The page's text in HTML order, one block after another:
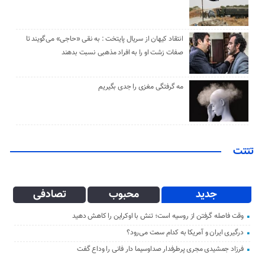
انتقاد کیهان از سریال پایتخت : به نقی «حاجی» می‌گویند تا
صفات زشت او را به افراد مذهبی نسبت بدهند
مه گرفتگی مغزی را جدی بگیریم
تتتت
جدید محبوب تصادفی
وقت فاصله گرفتن از روسیه است؛ تنش با اوکراین را کاهش دهید
درگیری ایران و آمریکا به کدام سمت می‌رود؟
فرزاد جمشیدی مجری پرطرفدار صداوسیما دار فانی را وداع گفت